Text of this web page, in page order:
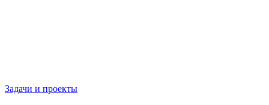
Задачи и проекты